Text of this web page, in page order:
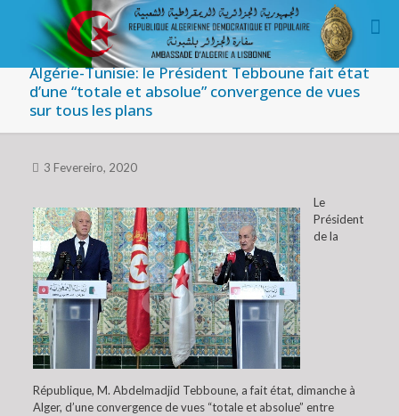
Algérie-Tunisie: le Président Tebboune fait état
d’une “totale et absolue” convergence de vues
sur tous les plans
3 Fevereiro, 2020
Le
Président
de la
République, M. Abdelmadjid Tebboune, a fait état, dimanche à
Alger, d’une convergence de vues “totale et absolue” entre